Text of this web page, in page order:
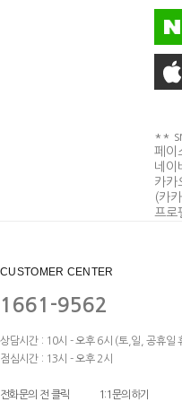
**
페
네
카
(카
프로
CUSTOMER CENTER
1661-9562
상담시간 : 10시 - 오후 6시 (토,일, 공휴일
점심시간 : 13시 - 오후 2시
전화문의 전 클릭 1:1문의하기